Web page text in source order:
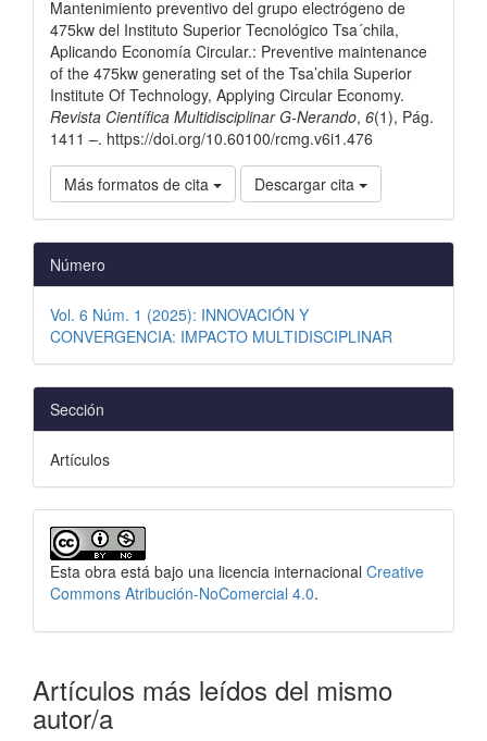
Mantenimiento preventivo del grupo electrógeno de
475kw del Instituto Superior Tecnológico Tsa´chila,
Aplicando Economía Circular.: Preventive maintenance
of the 475kw generating set of the Tsa’chila Superior
Institute Of Technology, Applying Circular Economy.
Revista Científica Multidisciplinar G-Nerando, 6(1), Pág.
1411 –. https://doi.org/10.60100/rcmg.v6i1.476
Más formatos de cita Descargar cita
Número
Vol. 6 Núm. 1 (2025): INNOVACIÓN Y
CONVERGENCIA: IMPACTO MULTIDISCIPLINAR
Sección
Artículos
Esta obra está bajo una licencia internacional Creative
Commons Atribución-NoComercial 4.0.
Artículos más leídos del mismo
autor/a